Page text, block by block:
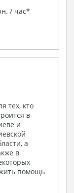
/ час*
тех, кто
в
и
а
в
помощь